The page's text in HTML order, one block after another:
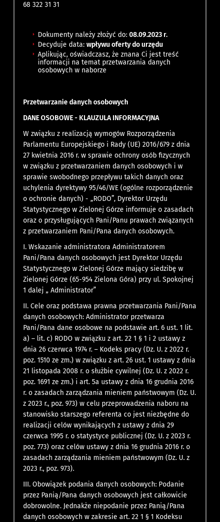
68 322 31 31
Dokumenty należy złożyć do:08.09.2023 r.
Decyduje data:wpływu oferty do urzędu
Aplikując, oświadczasz, że znana Ci jest treść
informacji na temat przetwarzania danych
osobowych w naborze
Przetwarzanie danych osobowych
DANE OSOBOWE - KLAUZULA INFORMACYJNA
W związku z realizacją wymogów Rozporządzenia
Parlamentu Europejskiego i Rady (UE) 2016/679 z dnia
27 kwietnia 2016 r. w sprawie ochrony osób fizycznych
w związku z przetwarzaniem danych osobowych i w
sprawie swobodnego przepływu takich danych oraz
uchylenia dyrektywy 95/46/WE (ogólne rozporządzenie
o ochronie danych) - „RODO”, Dyrektor Urzędu
Statystycznego w Zielonej Górze informuje o zasadach
oraz o przysługujących Pani/Panu prawach związanych
z przetwarzaniem Pani/Pana danych osobowych.
I. Wskazanie administratora Administratorem
Pani/Pana danych osobowych jest Dyrektor Urzędu
Statystycznego w Zielonej Górze mający siedzibę w
Zielonej Górze (65-954 Zielona Góra) przy ul. Spokojnej
1 dalej „ Administrator”
II. Cele oraz podstawa prawna przetwarzania Pani/Pana
danych osobowych: Administrator przetwarza
Pani/Pana dane osobowe na podstawie art. 6 ust. 1 lit.
a) – lit. c) RODO w związku z art. 22 1 § 1 i 2 ustawy z
dnia 26 czerwca 1974 r. – Kodeks pracy (Dz. U. z 2022 r.
poz. 1510 ze zm.) w związku z art. 26 ust. 1 ustawy z dnia
21 listopada 2008 r. o służbie cywilnej (Dz. U. z 2022 r.
poz. 1691 ze zm.) i art. 5a ustawy z dnia 16 grudnia 2016
r. o zasadach zarządzania mieniem państwowym (Dz. U.
z 2023 r., poz. 973) w celu przeprowadzenia naboru na
stanowisko starszego referenta co jest niezbędne do
realizacji celów wynikających z ustawy z dnia 29
czerwca 1995 r. o statystyce publicznej (Dz. U. z 2023 r.
poz. 773) oraz celów ustawy z dnia 16 grudnia 2016 r. o
zasadach zarządzania mieniem państwowym (Dz. U. z
2023 r., poz. 973).
III. Obowiązek podania danych osobowych: Podanie
przez Panią/Pana danych osobowych jest całkowicie
dobrowolne. Jednakże niepodanie przez Panią/Pana
danych osobowych w zakresie art. 22 1 § 1 Kodeksu